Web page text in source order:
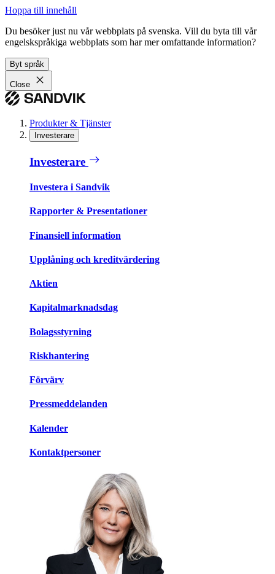
Hoppa till innehåll
Du besöker just nu vår webbplats på svenska. Vill du byta till vår
engelskspråkiga webbplats som har mer omfattande information?
Byt språk
Close
Produkter & Tjänster
Investerare
Investerare
Investera i Sandvik
Rapporter & Presentationer
Finansiell information
Upplåning och kreditvärdering
Aktien
Kapitalmarknadsdag
Bolagsstyrning
Riskhantering
Förvärv
Pressmeddelanden
Kalender
Kontaktpersoner